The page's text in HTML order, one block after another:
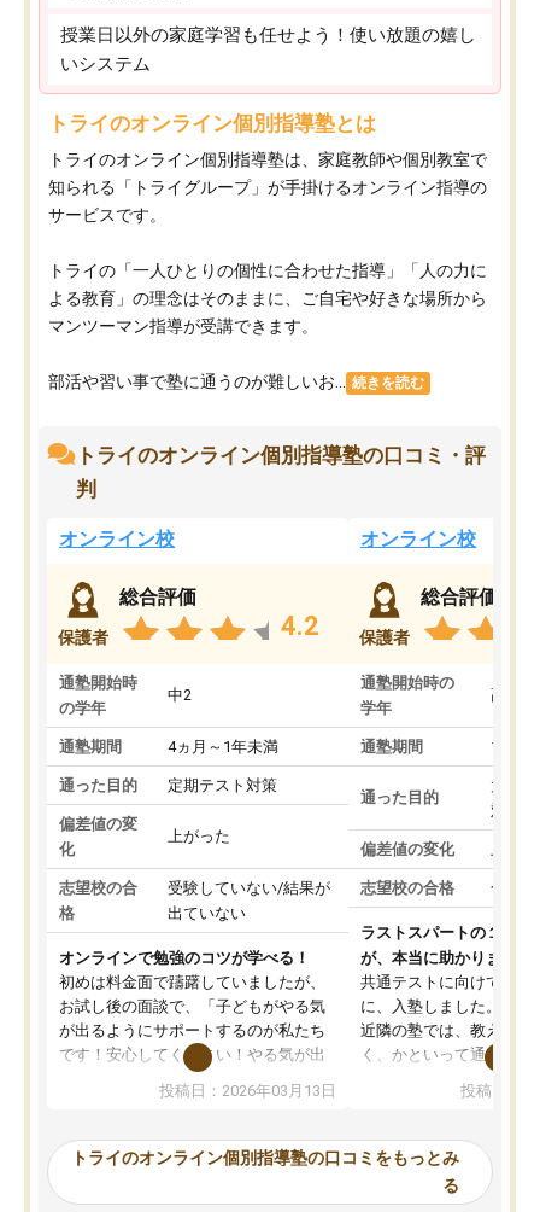
授業日以外の家庭学習も任せよう！使い放題の嬉し
いシステム
トライのオンライン個別指導塾とは
トライのオンライン個別指導塾は、家庭教師や個別教室で
知られる「トライグループ」が手掛けるオンライン指導の
サービスです。
トライの「一人ひとりの個性に合わせた指導」「人の力に
よる教育」の理念はそのままに、ご自宅や好きな場所から
マンツーマン指導が受講できます。
部活や習い事で塾に通うのが難しいお... 続きを読む
トライのオンライン個別指導塾の口コミ・評
判
オンライン校
保護者
総合評価
4.2
通塾開始時
の学年
中2
通塾期間 4ヵ月～1年未満
通った目的 定期テスト対策
偏差値の変
化
上がった
志望校の合
格
受験していない/結果が
出ていない
オンラインで勉強のコツが学べる！
初めは料金面で躊躇していましたが、
お試し後の面談で、「子どもがやる気
が出るようにサポートするのが私たち
です！安心してください！やる気が出
ないのは私たち講師の責任です」と言
ってくださり、確かに！と考えて、思
ったんですが、学生の先生から学ぶこ
み、徐々に成績が上がったらいいなと
投稿日：2026年03月13日
オンライン校
保護者
総合評価
通塾開始時の
学年
高3
通塾期間 1～3
通った目的
大学
対策
偏差値の変化
志望校の合格 合格
ラストスパートの１か月
が、本当に助かりました
共通テストに向けての追
に、入塾しました。田舎
近隣の塾では、教えても
く、かといって通うには
可能なので本当に助か
らないところをピンポイ
頂いて、とてもわかり
していました。一生を
投稿日：
トライのオンライン個別指導塾の口コミをもっとみ
る